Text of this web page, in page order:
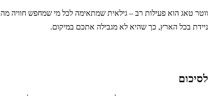
ווטר טאג הוא פעילות רב – גילאית שמתאימה לכל מי שמחפש חוויה
ניידת בכל הארץ, כך שהיא לא מגבילה אתכם במיקום.
לסיכום